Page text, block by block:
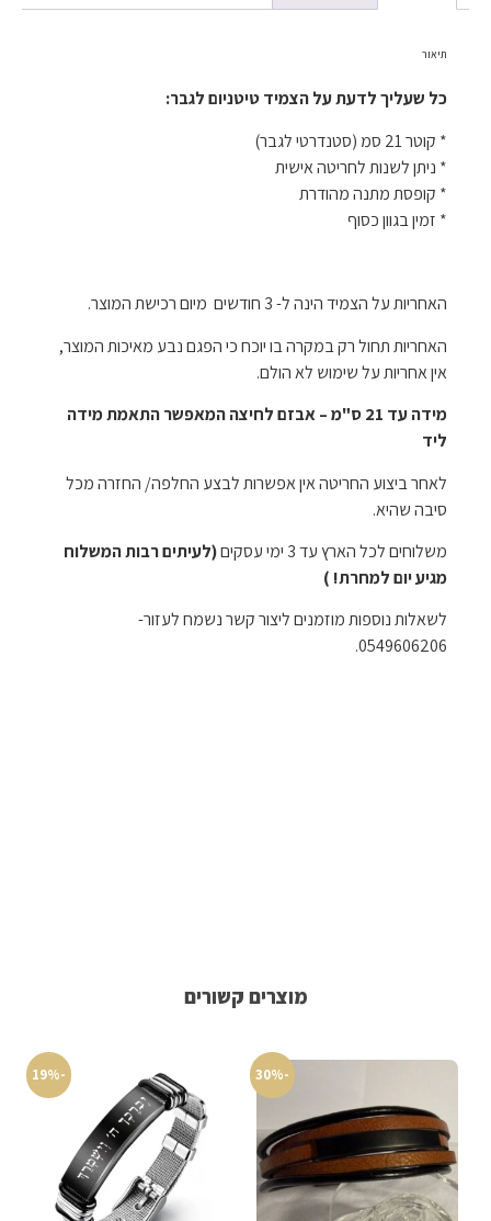
תיאור
כל שעליך לדעת על הצמיד טיטניום לגבר:
* קוטר 21 סמ (סטנדרטי לגבר)
* ניתן לשנות לחריטה אישית
* קופסת מתנה מהודרת
* זמין בגוון כסוף
האחריות על הצמיד הינה ל- 3 חודשים מיום רכישת המוצר.
האחריות תחול רק במקרה בו יוכח כי הפגם נבע מאיכות המוצר,
אין אחריות על שימוש לא הולם.
מידה עד 21 ס"מ – אבזם לחיצה המאפשר התאמת מידה
ליד
לאחר ביצוע החריטה אין אפשרות לבצע החלפה/ החזרה מכל
סיבה שהיא.
משלוחים לכל הארץ עד 3 ימי עסקים
(לעיתים רבות המשלוח
מגיע יום למחרת! )
לשאלות נוספות מוזמנים ליצור קשר נשמח לעזור-
0549606206.
מוצרים קשורים
-30%
-19%